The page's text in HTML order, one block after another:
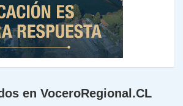
en VoceroRegional.CL